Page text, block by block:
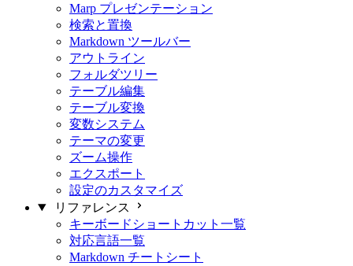
Marp プレゼンテーション
検索と置換
Markdown ツールバー
アウトライン
フォルダツリー
テーブル編集
テーブル変換
変数システム
テーマの変更
ズーム操作
エクスポート
設定のカスタマイズ
リファレンス
キーボードショートカット一覧
対応言語一覧
Markdown チートシート